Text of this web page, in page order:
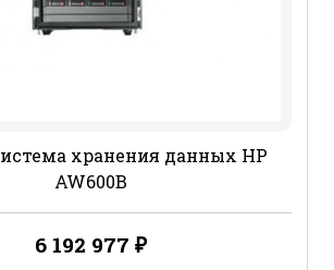
хранения данных HP
AW600B
6 192 977 ₽